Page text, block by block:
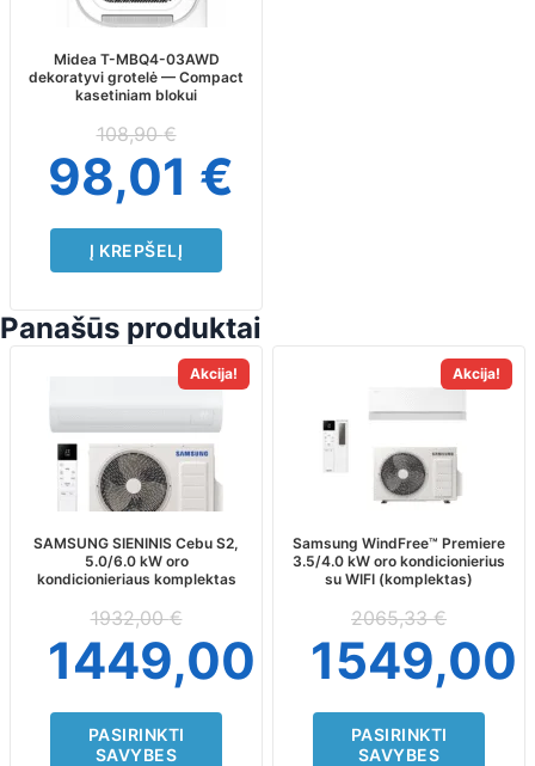
Midea T-MBQ4-03AWD
dekoratyvi grotelė — Compact
kasetiniam blokui
108,90€
98,01 €
Į KREPŠELĮ
Panašūs produktai
Akcija!
SAMSUNG SIENINIS Cebu S2,
5.0/6.0 kW oro
kondicionieriaus komplektas
1932,00€
1449,00
PASIRINKTI
SAVYBES
multiple
variants.
The
options
may
be
chosen
on
the
product
page
Akcija!
Samsung WindFree™ Premiere
3.5/4.0 kW oro kondicionierius
su WIFI (komplektas)
2065,33€
1549,00
PASIRINKTI
SAVYBES
has
multiple
variants.
The
may
be
chosen
on
the
product
page